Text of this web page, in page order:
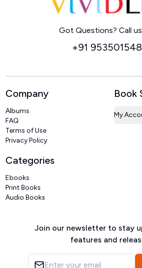
Got Questions? Call
+91
Company
Albums
FAQ
Terms of Use
Privacy Policy
Book
My
Categories
Ebooks
Print Books
Audio Books
Join our newsletter to stay
features and